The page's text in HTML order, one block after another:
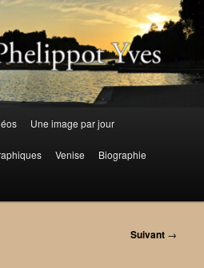
Une image par jour
Venise Biographie
Suivant →